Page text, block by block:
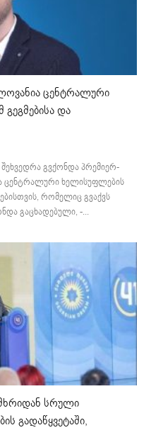
ცენტრალური
და
გვქონდა პრემიერ-
ცენტრალური ხელისუფლების
რომელიც გვაქვს
გაცხადებული, -...
სრული
გადაწყვეტაში,